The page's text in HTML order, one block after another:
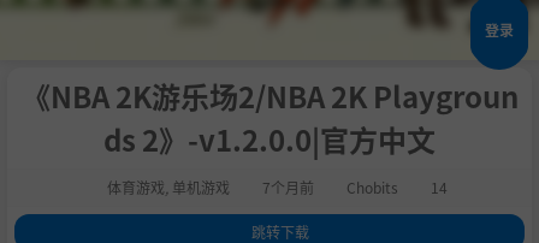
登录
《NBA 2K游乐场2/NBA 2K Playgroun
ds 2》-v1.2.0.0|官方中文
体育游戏 单机游戏 7个月前 Chobits 14
跳转下载